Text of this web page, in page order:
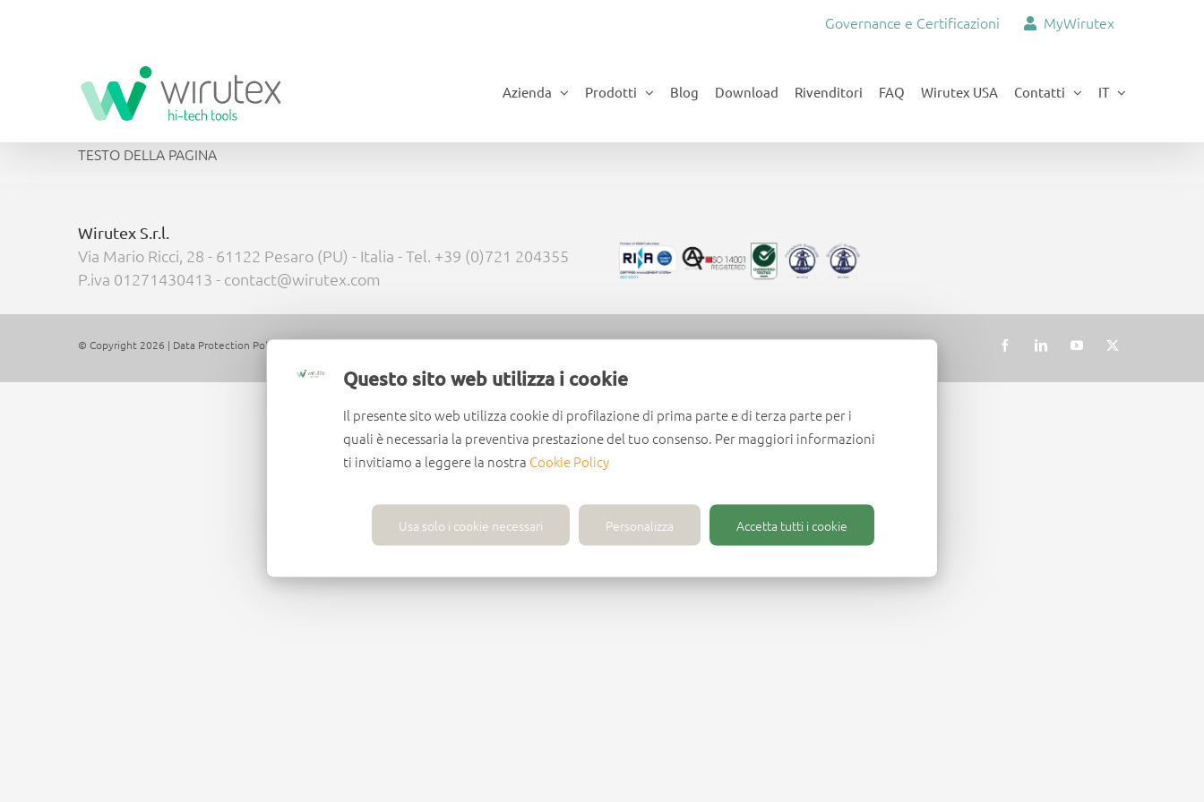
Questo sito web utilizza i cookie
Il presente sito web utilizza cookie di profilazione di prima parte e di terza parte per i
quali è necessaria la preventiva prestazione del tuo consenso. Per maggiori informazioni
ti invitiamo a leggere la nostra Cookie Policy
Usa solo i cookie necessari Personalizza Accetta tutti i cookie
Governance e Certificazioni MyWirutex
Azienda Prodotti Blog Download Rivenditori FAQ Wirutex USA Contatti IT
TESTO DELLA PAGINA
Wirutex S.r.l.
Via Mario Ricci, 28 - 61122 Pesaro (PU) - Italia - Tel. +39 (0)721 204355
P.iva 01271430413 - contact@wirutex.com
© Copyright 2026 | Data Protection Policy »|Cookie Policy »| All Rights Reserved |Lavora con noi »|FAQ » FacebookLinkedInYouTube
X